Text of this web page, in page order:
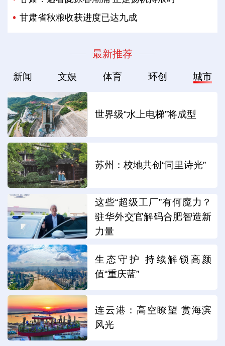
甘肃省秋粮收获进度已达九成
最新推荐
新闻 文娱 体育 环创 城市
世界级“水上电梯”将成型
苏州：校地共创“同里诗光”
这些“超级工厂”有何魔力？
驻华外交官解码合肥智造新
力量
生态守护 持续解锁高颜
值“重庆蓝”
连云港：高空瞭望 赏海滨
风光